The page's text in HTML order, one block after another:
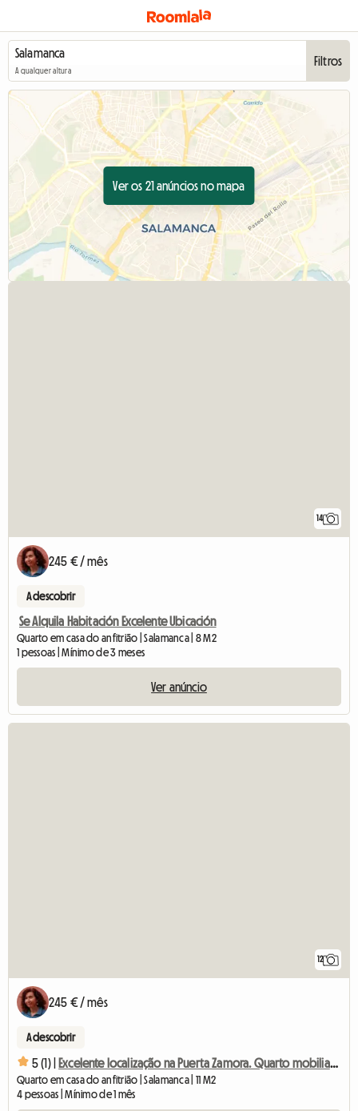
A qualquer altura
Filtros
Ver os 21 anúncios no mapa
14
245 € / mês
A descobrir
Se Alquila Habitación Excelente Ubicación
Quarto em casa do anfitrião | Salamanca | 8 M2
1 pessoas | Mínimo de 3 meses
Ver anúncio
12
245 € / mês
A descobrir
5 (1) | Excelente localização na Puerta Zamora. Quarto mobiliado para alugar
Quarto em casa do anfitrião | Salamanca | 11 M2
4 pessoas | Mínimo de 1 mês